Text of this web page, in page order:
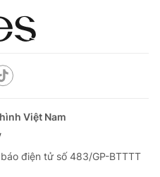
Việt Nam
điện tử số 483/GP-BTTTT